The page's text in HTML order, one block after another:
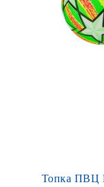
Топка